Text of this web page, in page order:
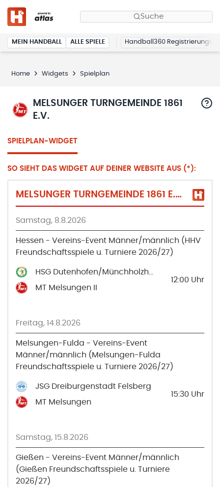
Suche
MEIN HANDBALL ALLE SPIELE Handball360 Registrierung
Home Widgets Spielplan
MELSUNGER TURNGEMEINDE 1861
E.V.
SPIELPLAN-WIDGET
SO SIEHT DAS WIDGET AUF DEINER WEBSITE AUS (*):
MELSUNGER TURNGEMEINDE 1861 E.V.
Samstag, 8.8.2026
Hessen - Vereins-Event Männer/männlich (HHV
Freundschaftsspiele u. Turniere 2026/27)
MT Melsungen II
12:00 Uhr
Freitag, 14.8.2026
Melsungen-Fulda - Vereins-Event
Männer/männlich (Melsungen-Fulda
Freundschaftsspiele u. Turniere 2026/27)
JSG Dreiburgenstadt Felsberg
MT Melsungen
15:30 Uhr
Samstag, 15.8.2026
Gießen - Vereins-Event Männer/männlich
(Gießen Freundschaftsspiele u. Turniere
2026/27)